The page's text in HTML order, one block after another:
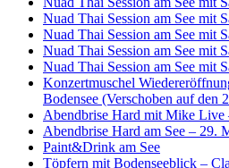
Nuad Thai Session am See mit
Nuad Thai Session am See mit
Nuad Thai Session am See mit
Nuad Thai Session am See mit
Konzertmuschel
Bodensee (Verschoben auf den
Abendbrise Hard mit Mike Live
Abendbrise Hard am See – 29.
Paint&Drink am See
Töpfern mit Bodenseeblick –